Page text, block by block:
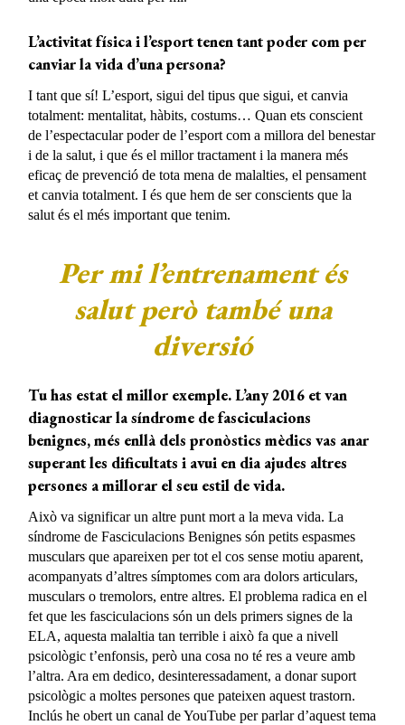
L’activitat física i l’esport tenen tant poder com per
canviar la vida d’una persona?
I tant que sí! L’esport, sigui del tipus que sigui, et canvia
totalment: mentalitat, hàbits, costums… Quan ets conscient
de l’espectacular poder de l’esport com a millora del benestar
i de la salut, i que és el millor tractament i la manera més
eficaç de prevenció de tota mena de malalties, el pensament
et canvia totalment. I és que hem de ser conscients que la
salut és el més important que tenim.
Per mi l’entrenament és
salut però també una
diversió
Tu has estat el millor exemple. L’any 2016 et van
diagnosticar la síndrome de fasciculacions
benignes, més enllà dels pronòstics mèdics vas anar
superant les dificultats i avui en dia ajudes altres
persones a millorar el seu estil de vida.
Això va significar un altre punt mort a la meva vida. La
síndrome de Fasciculacions Benignes són petits espasmes
musculars que apareixen per tot el cos sense motiu aparent,
acompanyats d’altres símptomes com ara dolors articulars,
musculars o tremolors, entre altres. El problema radica en el
fet que les fasciculacions són un dels primers signes de la
ELA, aquesta malaltia tan terrible i això fa que a nivell
psicològic t’enfonsis, però una cosa no té res a veure amb
l’altra. Ara em dedico, desinteressadament, a donar suport
psicològic a moltes persones que pateixen aquest trastorn.
Inclús he obert un canal de YouTube per parlar d’aquest tema